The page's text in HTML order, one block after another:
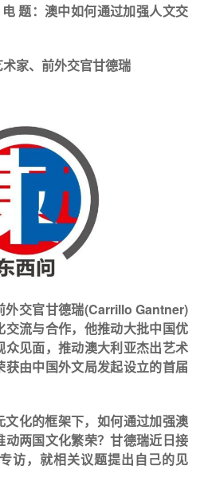
题：澳中如何通过加强人文交
家、前外交官甘德瑞
外交官甘德瑞(Carrillo Gantner)
交流与合作，他推动大批中国优
见面，推动澳大利亚杰出艺术
由中国外文局发起设立的首届
化的框架下，如何通过加强澳
动两国文化繁荣？甘德瑞近日接
访，就相关议题提出自己的见